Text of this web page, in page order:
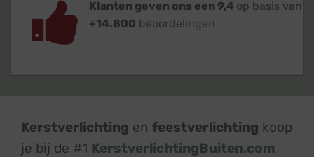
Klanten geven ons een 9,4 op basis van
+14.800 beoordelingen
Kerstverlichting en feestverlichting koop
je bij de #1 KerstverlichtingBuiten.com